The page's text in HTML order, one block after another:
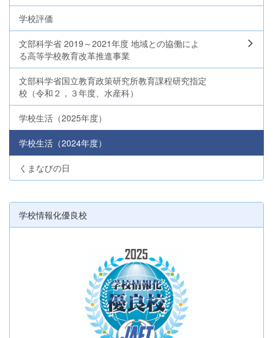
学校評価
文部科学省 2019～2021年度 地域との協働によ
る高等学校教育改革推進事業
文部科学省国立教育政策研究所教育課程研究指定
校（令和２，３年度、水産科）
学校生活（2025年度）
学校生活（2024年度）
くまなびの日
学校情報化優良校